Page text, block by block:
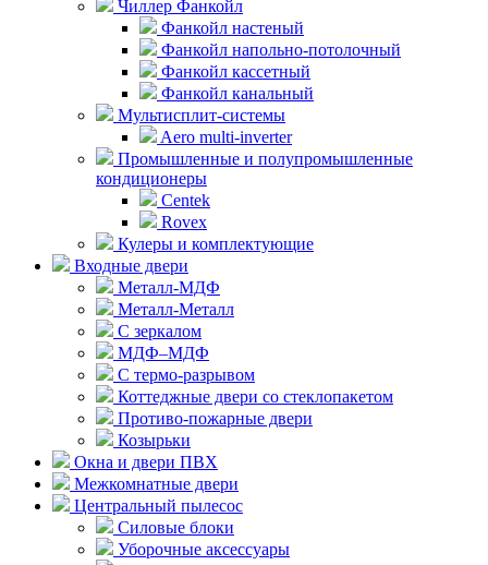
Чиллер Фанкойл
Фанкойл настеный
Фанкойл напольно-потолочный
Фанкойл кассетный
Фанкойл канальный
Мультисплит-системы
Aero multi-inverter
Промышленные и полупромышленные
кондиционеры
Centek
Rovex
Кулеры и комплектующие
Входные двери
Металл-МДФ
Металл-Металл
С зеркалом
МДФ–МДФ
С термо-разрывом
Коттеджные двери со стеклопакетом
Противо-пожарные двери
Козырьки
Окна и двери ПВХ
Межкомнатные двери
Центральный пылесос
Силовые блоки
Уборочные аксессуары